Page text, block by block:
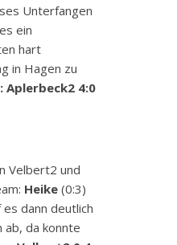
Unterfangen
ein
hart
in Hagen zu
Aplerbeck2 4:0
Velbert2 und
Heike (0:3)
dann deutlich
ab, da konnte